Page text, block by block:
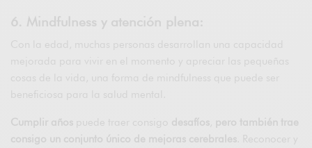
6. Mindfulness y atención plena:
Con la edad, muchas personas desarrollan una capacidad
mejorada para vivir en el momento y apreciar las pequeñas
cosas de la vida, una forma de mindfulness que puede ser
beneficiosa para la salud mental.
Cumplir años puede traer consigo desafíos
pero también trae
consigo un conjunto único de mejoras cerebrales . Reconocer y